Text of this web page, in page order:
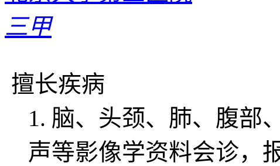
三甲
擅长疾病
1. 脑、头颈、肺、腹部
声等影像学资料会诊，